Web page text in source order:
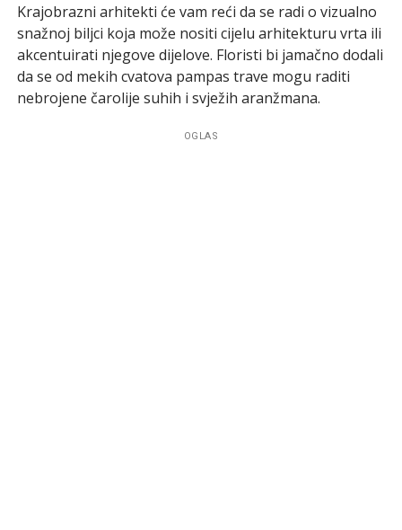
Krajobrazni arhitekti će vam reći da se radi o vizualno
snažnoj biljci koja može nositi cijelu arhitekturu vrta ili
akcentuirati njegove dijelove. Floristi bi jamačno dodali
da se od mekih cvatova pampas trave mogu raditi
nebrojene čarolije suhih i svježih aranžmana.
OGLAS